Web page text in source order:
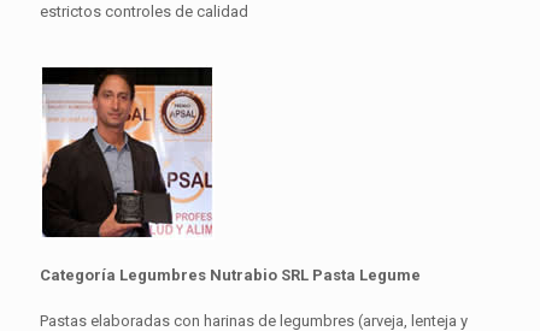
estrictos controles de calidad
Categoría Legumbres Nutrabio SRL Pasta Legume
Pastas elaboradas con harinas de legumbres (arveja, lenteja y